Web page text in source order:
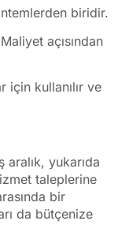
biridir.
açısından
için kullanılır ve
aralık, yukarıda
taleplerine
bir
da bütçenize